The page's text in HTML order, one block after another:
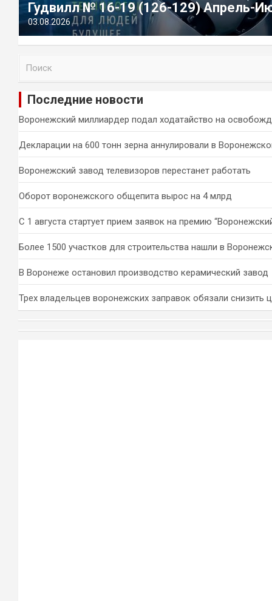
Гудвилл № 16-19 (126-129) Апрель-
03.08.2026
и
Последние новости
Воронежский миллиардер подал ходатайство на
Декларации на 600 тонн зерна аннулировали в
Воронежский завод телевизоров перестанет работать
Оборот воронежского общепита вырос на 4 млрд
С 1 августа стартует прием заявок на премию
Более 1500 участков для строительства нашли в
В Воронеже остановил производство керамический завод
Трех владельцев воронежских заправок обязали снизить